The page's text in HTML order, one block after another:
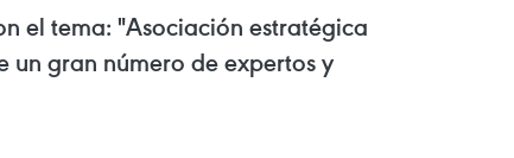
el tema: "Asociación estratégica
gran número de expertos y